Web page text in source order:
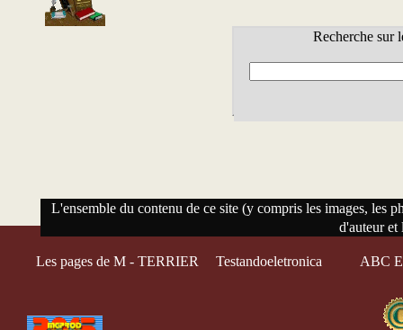
Recherche sur
L'ensemble du contenu de ce site (y compris les images, les
d'auteur et
Les pages de M - TERRIER Testandoeletronica ABC